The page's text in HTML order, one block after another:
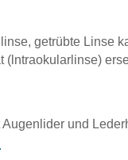
getrübte Linse
(lntraokularlinse)
und